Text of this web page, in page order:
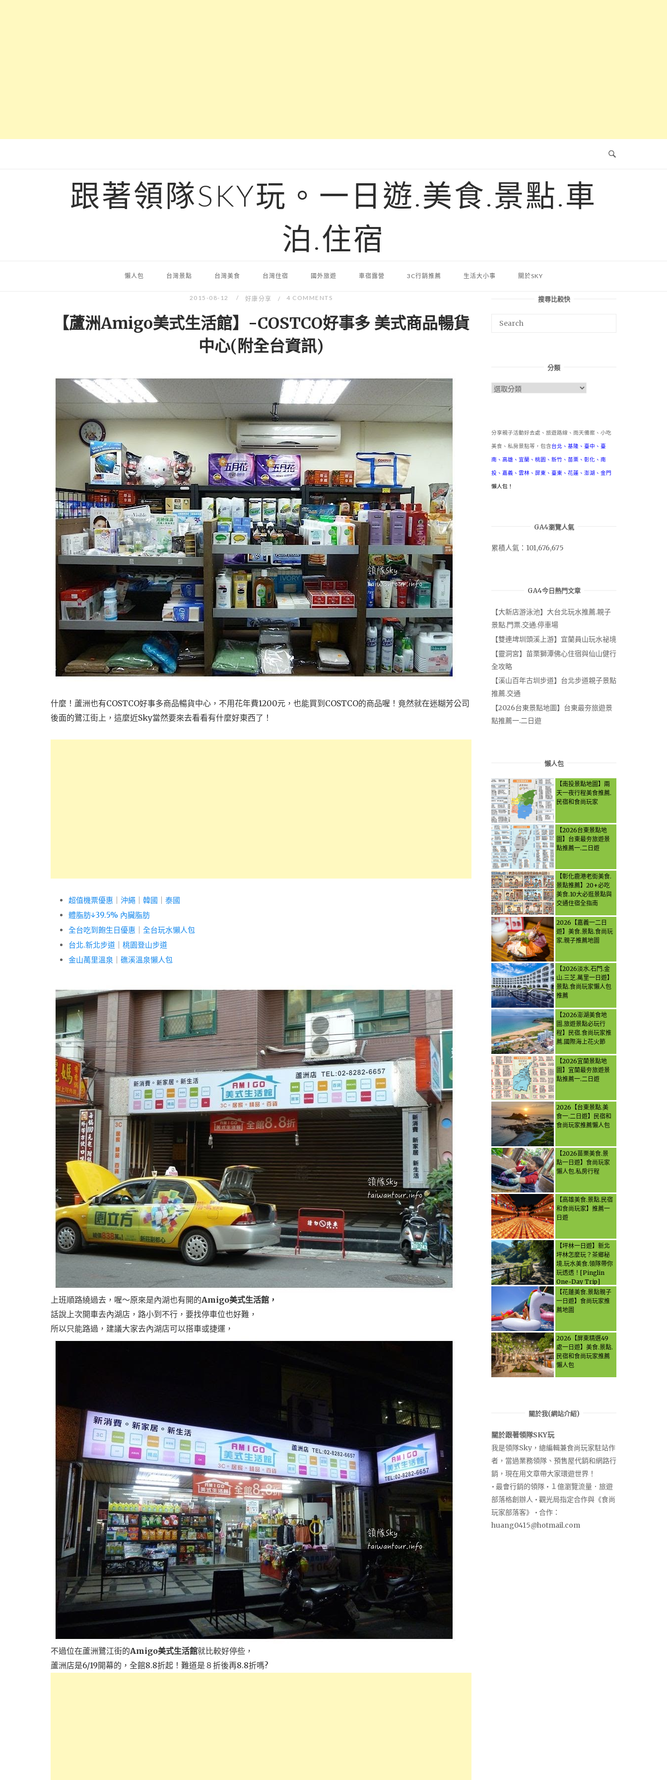
跟著領隊SKY玩。一日遊.美食.景點.車
泊.住宿
懶人包 台灣景點 台灣美食 台灣住宿 國外旅遊 車宿露營 3C行銷推薦 生活大小事 關於SKY
2015-08-12 好康分享 4 COMMENTS
【蘆洲Amigo美式生活館】-COSTCO好事多 美式商品暢貨
中心(附全台資訊)
什麼！蘆洲也有COSTCO好事多商品暢貨中心，不用花年費1200元，也能買到COSTCO的商品喔！竟然就在迷糊芳公司
後面的鷺江街上，這麼近Sky當然要來去看看有什麼好東西了！
超值機票優惠 沖繩 韓國
泰國
體脂肪↓39.5% 內臟脂肪
全台吃到飽生日優惠
全台玩水懶人包
台北.新北步道
桃園登山步道
金山萬里溫泉
礁溪溫泉懶人包
上班順路繞過去，喔～原來是內湖也有開的Amigo美式生活館，
話說上次開車去內湖店，路小到不行，要找停車位也好難，
所以只能路過，建議大家去內湖店可以搭車或捷運，
不過位在蘆洲鷺江街的Amigo美式生活館就比較好停些，
蘆洲店是6/19開幕的，全館8.8折起！難道是８折後再8.8折嗎?
搜尋比較快
分類
分
分享親子活動好去處、旅遊路線、雨天備案、小吃
美食、私房景點等，包含台北 、 基隆 、 臺中 、 臺
南 、 高雄 、 宜蘭 、 桃園 、 新竹 、 苗栗 、 彰化 、 南
投 、 嘉義 、 雲林 、 屏東 、 臺東 、 花蓮 、 澎湖 、 金門
懶人包！
GA4瀏覽人氣
累積人氣：101,676,675
GA4今日熱門文章
【大新店游泳池】大台北玩水推薦.親子
景點.門票.交通.停車場
【雙連埤圳頭溪上游】宜蘭員山玩水祕境
【靈洞宮】苗栗獅潭佛心住宿與仙山健行
全攻略
【溪山百年古圳步道】台北步道親子景點
推薦.交通
【2026台東景點地圖】台東最夯旅遊景
點推薦一.二日遊
懶人包
【南投景點地圖】兩
天一夜行程美食推薦.
民宿和食尚玩家
【2026台東景點地
圖】台東最夯旅遊景
點推薦一.二日遊
【彰化鹿港老街美食.
景點推薦】20+必吃
美食.10大必逛景點與
交通住宿全指南
2026【嘉義一二日
遊】美食.景點.食尚玩
家.親子推薦地圖
【2026淡水.石門.金
山.三芝.萬里一日遊】
景點.食尚玩家懶人包
推薦
【2026澎湖美食地
圖.旅遊景點必玩行
程】民宿.食尚玩家推
薦.國際海上花火節
【2026宜蘭景點地
圖】宜蘭最夯旅遊景
點推薦一.二日遊
2026【台東景點.美
食一.二日遊】民宿和
食尚玩家推薦懶人包
【2026苗栗美食.景
點一日遊】食尚玩家
懶人包.私房行程
【高雄美食.景點.民宿
和食尚玩家】推薦一
日遊
【坪林一日遊】新北
坪林怎麼玩？茶鄉秘
境.玩水美食.領隊帶你
玩透透！[Pinglin
One-Day Trip]
How to explore
Pinglin, New
Taipei? Tea Village
Let the guide take
you through it all!
【花蓮美食.景點親子
一日遊】食尚玩家推
薦地圖
2026【屏東精選49
處一日遊】美食.景點.
民宿和食尚玩家推薦
懶人包
關於我(網站介紹)
關於跟著領隊SKY玩
我是領隊Sky，總編輯兼食尚玩家駐站作
者，當過業務領隊、預售屋代銷和網路行
銷，現在用文章帶大家環遊世界！
• 最會行銷的領隊 • １億瀏覽流量．旅遊
部落格創辦人 • 觀光局指定合作與《食尚
玩家部落客》 • 合作：
huang0415@hotmail.com